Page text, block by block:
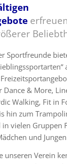
Sportfreunde
& More,
Walking, Fit in
hin zum
in vielen Gruppen
und
unseren Verein